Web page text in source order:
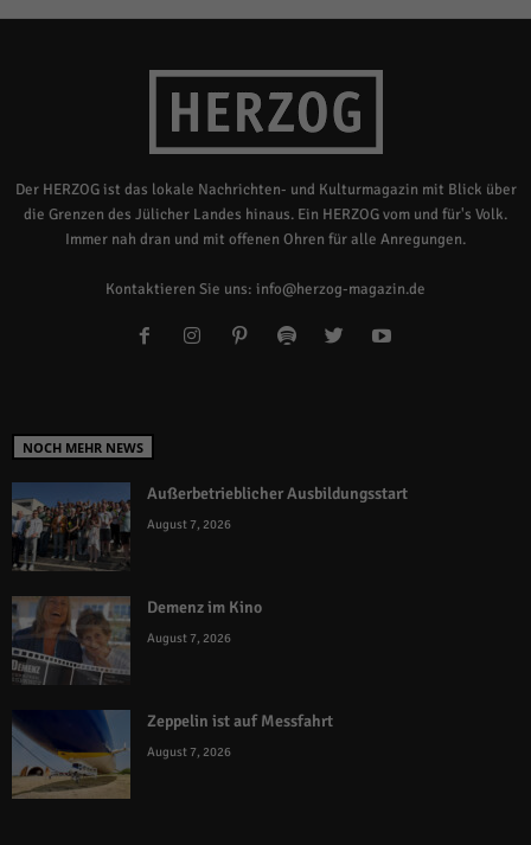
Der HERZOG ist das lokale Nachrichten- und Kulturmagazin mit Blick über
die Grenzen des Jülicher Landes hinaus. Ein HERZOG vom und für's Volk.
Immer nah dran und mit offenen Ohren für alle Anregungen.
Kontaktieren Sie uns: info@herzog-magazin.de
NOCH MEHR NEWS
Außerbetrieblicher Ausbildungsstart
August 7, 2026
Demenz im Kino
August 7, 2026
Zeppelin ist auf Messfahrt
August 7, 2026